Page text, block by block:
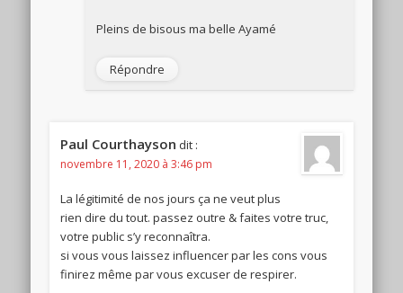
Pleins de bisous ma belle Ayamé
Répondre
Paul Courthayson dit :
novembre 11, 2020 à 3:46 pm
La légitimité de nos jours ça ne veut plus
rien dire du tout. passez outre & faites votre truc,
votre public s’y reconnaîtra.
si vous vous laissez influencer par les cons vous
finirez même par vous excuser de respirer.